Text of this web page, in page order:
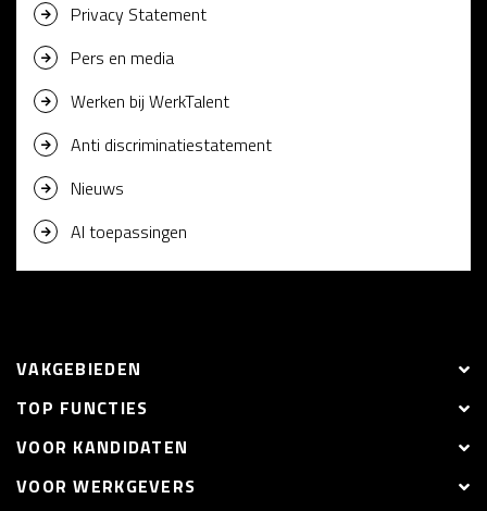
Privacy Statement
Pers en media
Werken bij WerkTalent
Anti discriminatiestatement
Nieuws
AI toepassingen
VAKGEBIEDEN
TOP FUNCTIES
VOOR KANDIDATEN
VOOR WERKGEVERS